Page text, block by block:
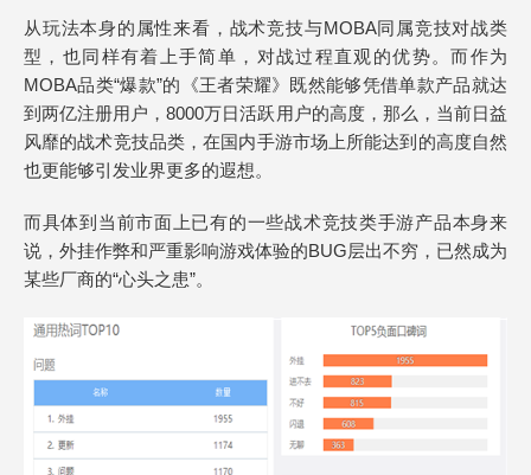
从玩法本身的属性来看，战术竞技与MOBA同属竞技对战类
型，也同样有着上手简单，对战过程直观的优势。而作为
MOBA品类“爆款”的《王者荣耀》既然能够凭借单款产品就达
到两亿注册用户，8000万日活跃用户的高度，那么，当前日益
风靡的战术竞技品类，在国内手游市场上所能达到的高度自然
也更能够引发业界更多的遐想。
而具体到当前市面上已有的一些战术竞技类手游产品本身来
说，外挂作弊和严重影响游戏体验的BUG层出不穷，已然成为
某些厂商的“心头之患”。